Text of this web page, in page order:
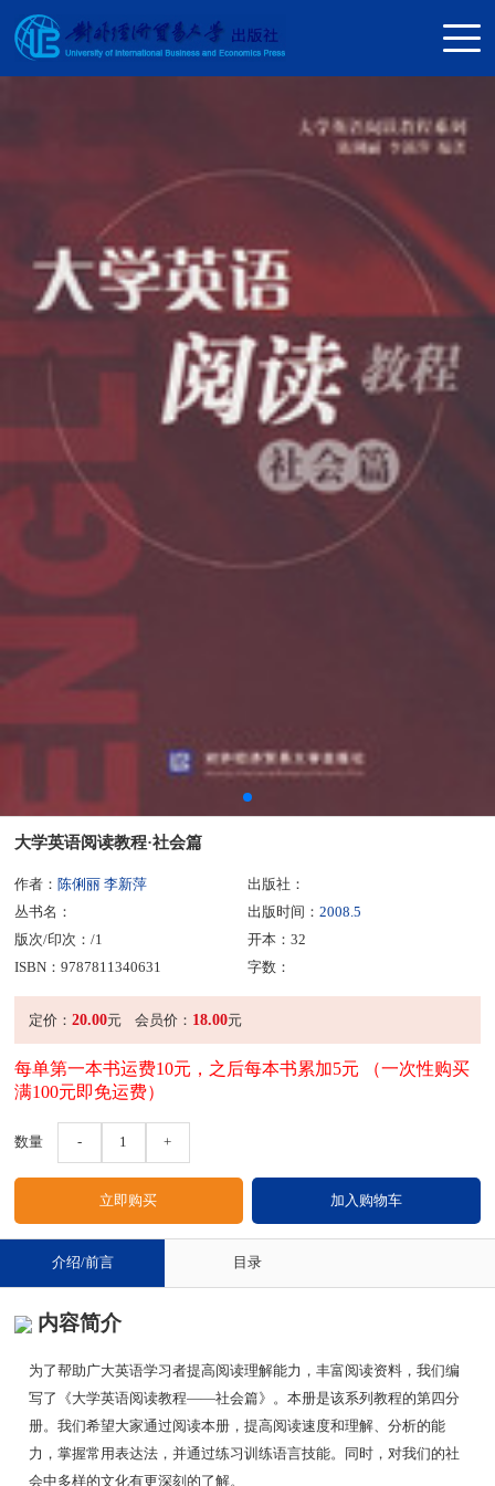
大学英语阅读教程·社会篇
作者： 陈俐丽 李新萍
出版社：
丛书名：
出版时间： 2008.5
版次/印次：/1
开本：32
ISBN：9787811340631
字数：
定价： 20.00元 会员价： 18.00元
每单第一本书运费10元，之后每本书累加5元 （一次性购买
满100元即免运费）
数量 - 1 +
介绍/前言 目录
内容简介
为了帮助广大英语学习者提高阅读理解能力，丰富阅读资料，我们编
写了《大学英语阅读教程——社会篇》。本册是该系列教程的第四分
册。我们希望大家通过阅读本册，提高阅读速度和理解、分析的能
力，掌握常用表达法，并通过练习训练语言技能。同时，对我们的社
会中多样的文化有更深刻的了解。